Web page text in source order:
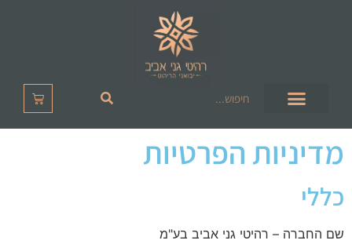
מדיניות הפרטיות
כללי
שם החברה – רהיטי גני אביב בע"מ